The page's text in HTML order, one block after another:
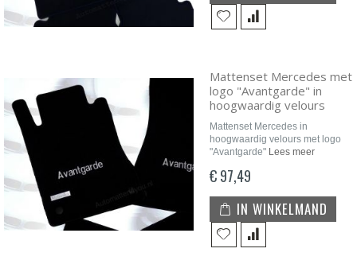
Mattenset Mercedes met
logo "Avantgarde" in
hoogwaardig velours
Mattenset Mercedes in
hoogwaardig velours met logo
"Avantgarde" Lees meer
€ 97,49
IN WINKELMAND